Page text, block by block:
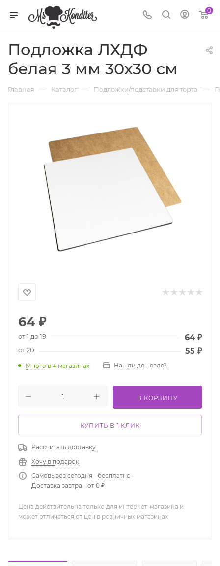
0
Подложка ЛХДФ
белая 3 мм 30х30 см
Главная — Каталог — Подложки/подставки для торта —
64 ₽
от 1 до 19 64 ₽
от 20 55 ₽
Много в 4 магазинах Нашли дешевле?
В КОРЗИНУ
КУПИТЬ В 1 КЛИК
Рассчитать доставку
Хочу в подарок
Самовывоз сегодня - бесплатно
Доставка завтра - от 0 ₽
Цена действительна только для интернет-магазина и
может отличаться от цен в розничных магазинах